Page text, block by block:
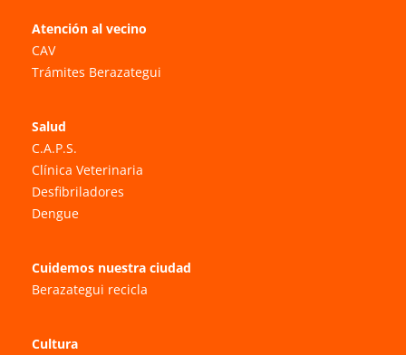
Atención al vecino
CAV
Trámites Berazategui
Salud
C.A.P.S.
Clínica Veterinaria
Desfibriladores
Dengue
Cuidemos nuestra ciudad
Berazategui recicla
Cultura